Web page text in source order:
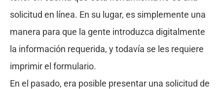
solicitud en línea. En su lugar, es simplemente una
manera para que la gente introduzca digitalmente
la información requerida, y todavía se les requiere
imprimir el formulario.
En el pasado, era posible presentar una solicitud de